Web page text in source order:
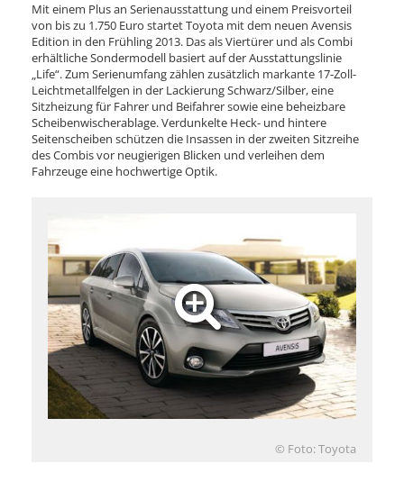
Mit einem Plus an Serienausstattung und einem Preisvorteil
von bis zu 1.750 Euro startet Toyota mit dem neuen Avensis
Edition in den Frühling 2013. Das als Viertürer und als Combi
erhältliche Sondermodell basiert auf der Ausstattungslinie
„Life“. Zum Serienumfang zählen zusätzlich markante 17-Zoll-
Leichtmetallfelgen in der Lackierung Schwarz/Silber, eine
Sitzheizung für Fahrer und Beifahrer sowie eine beheizbare
Scheibenwischerablage. Verdunkelte Heck- und hintere
Seitenscheiben schützen die Insassen in der zweiten Sitzreihe
des Combis vor neugierigen Blicken und verleihen dem
Fahrzeuge eine hochwertige Optik.
© Foto: Toyota